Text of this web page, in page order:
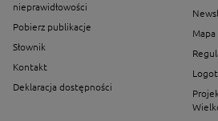
nieprawidłowości
Pobierz publikacje
Słownik
Kontakt
Deklaracja dostępności
Mapa